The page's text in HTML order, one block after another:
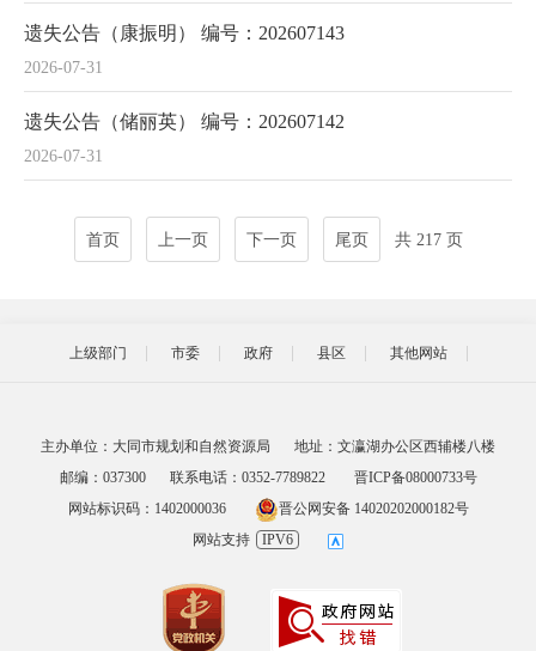
2026-07-31
遗失公告（康振明） 编号：202607143
2026-07-31
遗失公告（储丽英） 编号：202607142
首页 上一页 下一页 尾页 共 217 页
上级部门 市委 政府 县区 其他网站
主办单位：大同市规划和自然资源局
地址：文瀛湖办公区西辅楼八楼
邮编：037300
联系电话：0352-7789822
晋ICP备08000733号
网站标识码：1402000036
晋公网安备 14020202000182号
网站支持
IPV6